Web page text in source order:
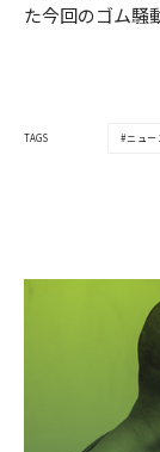
た今回のゴム騒
TAGS ニュー